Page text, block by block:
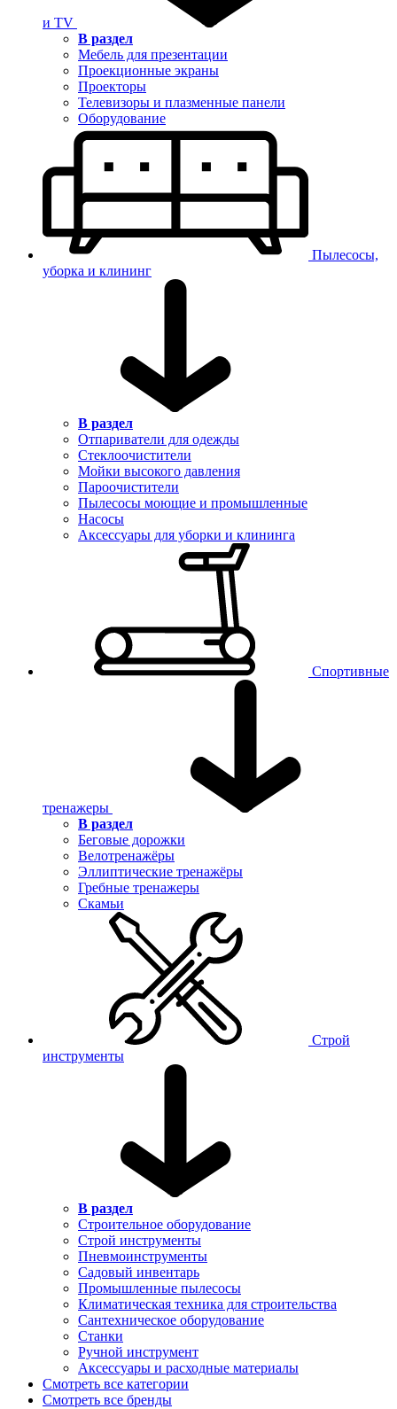
и TV
В раздел
Мебель для презентации
Проекционные экраны
Проекторы
Телевизоры и плазменные панели
Оборудование
Пылесосы,
уборка и клининг
В раздел
Отпариватели для одежды
Стеклоочистители
Мойки высокого давления
Пароочистители
Пылесосы моющие и промышленные
Насосы
Аксессуары для уборки и клининга
Спортивные
тренажеры
В раздел
Беговые дорожки
Велотренажёры
Эллиптические тренажёры
Гребные тренажеры
Скамьи
Строй
инструменты
В раздел
Строительное оборудование
Строй инструменты
Пневмоинструменты
Садовый инвентарь
Промышленные пылесосы
Климатическая техника для строительства
Сантехническое оборудование
Станки
Ручной инструмент
Аксессуары и расходные материалы
Смотреть все категории
Смотреть все бренды